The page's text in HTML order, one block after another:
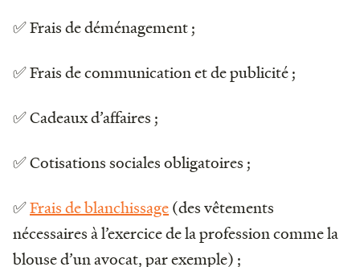
✅ Frais de déménagement ;
✅ Frais de communication et de publicité ;
✅ Cadeaux d’affaires ;
✅ Cotisations sociales obligatoires ;
✅Frais de blanchissage(des vêtements
nécessaires à l’exercice de la profession comme la
blouse d’un avocat, par exemple) ;